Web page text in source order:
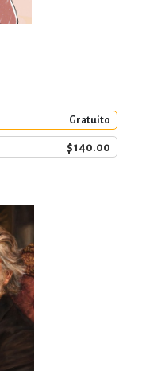
Gratuito
$140.00